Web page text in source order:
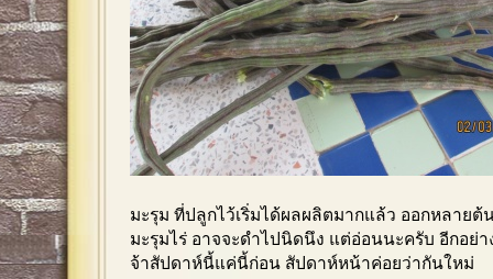
มะรุม ที่ปลูกไว้เริ่มได้ผลผลิตมากแล้ว ออกหลายต้
มะรุมไร่ อาจจะดำไปนิดนึง แต่อ่อนนะครับ อีกอย่
จ้าสัปดาห์นี้แค่นี้ก่อน สัปดาห์หน้าค่อยว่ากันใหม่